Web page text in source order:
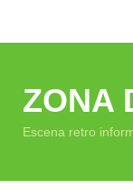
ZONA
Escena retro